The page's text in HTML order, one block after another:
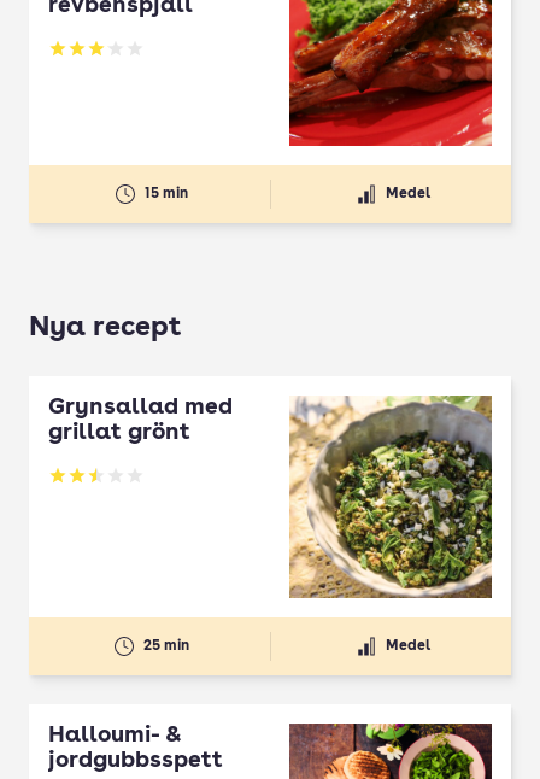
revbenspjäll
Betyg: 3.07 av 5
15 min Medel
Nya recept
Grynsallad med
grillat grönt
Betyg: 2.5 av 5
25 min Medel
Halloumi- &
jordgubbsspett